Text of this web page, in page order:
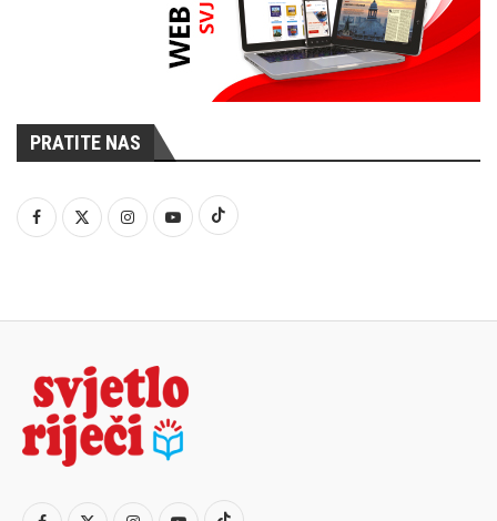
PRATITE NAS